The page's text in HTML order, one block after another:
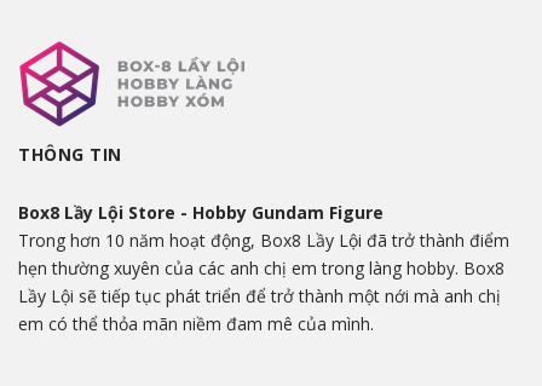
THÔNG TIN
Box8 Lầy Lội Store - Hobby Gundam Figure
Trong hơn 10 năm hoạt động, Box8 Lầy Lội đã trở thành điểm
hẹn thường xuyên của các anh chị em trong làng hobby. Box8
Lầy Lội sẽ tiếp tục phát triển để trở thành một nới mà anh chị
em có thể thỏa mãn niềm đam mê của mình.